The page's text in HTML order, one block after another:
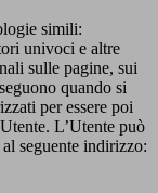
simili:
univoci e altre
sulle pagine, sui
quando si
per essere poi
L’Utente può
seguente indirizzo: